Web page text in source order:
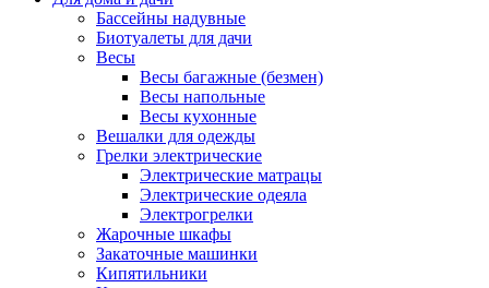
Бассейны надувные
Биотуалеты для дачи
Весы
Весы багажные (безмен)
Весы напольные
Весы кухонные
Вешалки для одежды
Грелки электрические
Электрические матрацы
Электрические одеяла
Электрогрелки
Жарочные шкафы
Закаточные машинки
Кипятильники